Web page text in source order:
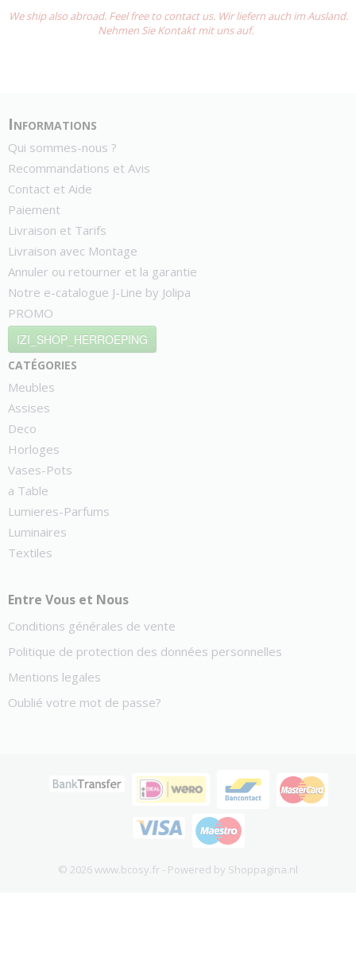
We ship also abroad. Feel free to contact us. Wir liefern auch im Ausland.
Nehmen Sie Kontakt mit uns auf.
Informations
Qui sommes-nous ?
Recommandations et Avis
Contact et Aide
Paiement
Livraison et Tarifs
Livraison avec Montage
Annuler ou retourner et la garantie
Notre e-catalogue J-Line by Jolipa
PROMO
IZI_SHOP_HERROEPING
catégories
Meubles
Assises
Deco
Horloges
Vases-Pots
a Table
Lumieres-Parfums
Luminaires
Textiles
Entre Vous et Nous
Conditions générales de vente
Politique de protection des données personnelles
Mentions legales
Oublié votre mot de passe?
© 2026 www.bcosy.fr - Powered by Shoppagina.nl